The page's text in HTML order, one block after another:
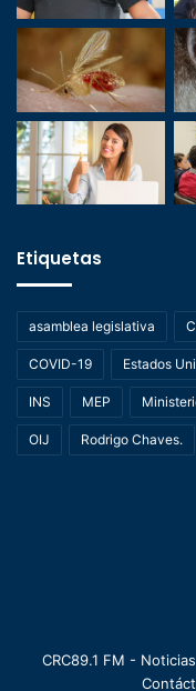
Etiquetas
asamblea legislativa
COVID-19 Estados
INS MEP
OIJ Rodrigo Chaves.
CRC89.1 FM -